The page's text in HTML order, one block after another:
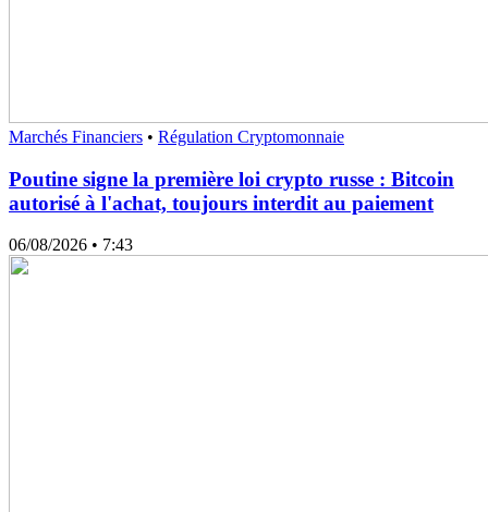
Marchés Financiers • Régulation Cryptomonnaie
Poutine signe la première loi crypto russe : Bitcoin
autorisé à l'achat, toujours interdit au paiement
06/08/2026 • 7:43